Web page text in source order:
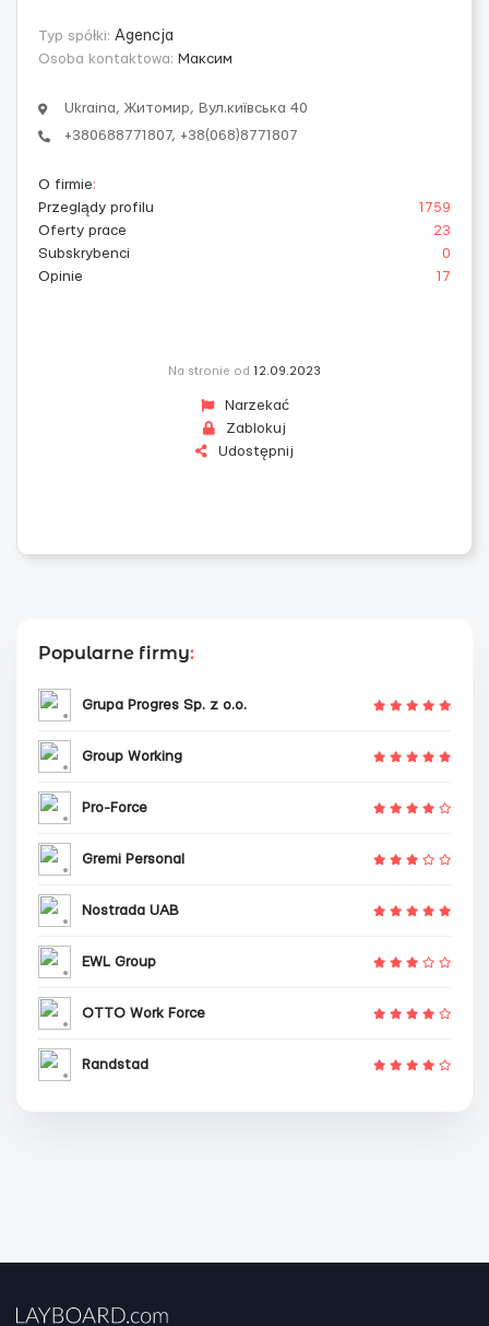
Typ spółki: Agencja
Osoba kontaktowa: Максим
Ukraina, Житомир, Вул.київська 40
+380688771807, +38(068)8771807
O firmie:
Przeglądy profilu
1759
Oferty prace
23
Subskrybenci
0
Opinie
17
Na stronie od 12.09.2023
Narzekać
Zablokuj
Udostępnij
Popularne firmy:
Grupa Progres Sp. z o.o.
Group Working
Pro-Force
Gremi Personal
Nostrada UAB
EWL Group
OTTO Work Force
Randstad